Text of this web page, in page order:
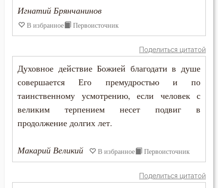
Самолюбие
Самообладание
Свобода
Святость
Игнатий Брянчанинов
В избранное Первоисточник
Поделиться цитатой
Духовное действие Божией благодати в душе
совершается Его премудростью и по
таинственному усмотрению, если человек с
великим терпением несет подвиг в
продолжение долгих лет.
Макарий Великий В избранное Первоисточник
Поделиться цитатой